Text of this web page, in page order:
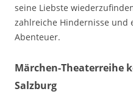
seine Liebste
zahlreiche Hindernisse und
Abenteuer.
Märchen-Theaterreihe
Salzburg